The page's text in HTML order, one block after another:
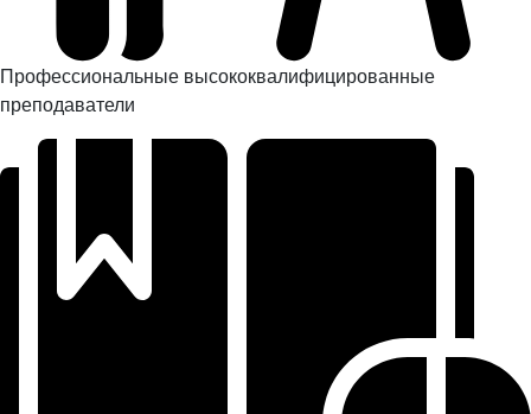
Профессиональные высококвалифицированные
преподаватели